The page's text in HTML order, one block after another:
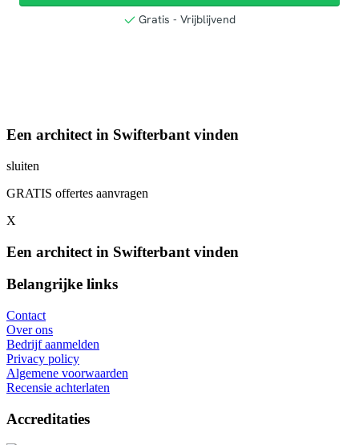
Een architect in Swifterbant vinden
sluiten
GRATIS offertes aanvragen
X
Een architect in Swifterbant vinden
Belangrijke links
Contact
Over ons
Bedrijf aanmelden
Privacy policy
Algemene voorwaarden
Recensie achterlaten
Accreditaties